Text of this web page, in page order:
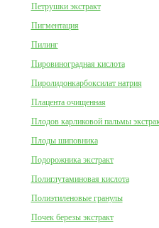
Петрушки экстракт
Пигментация
Пилинг
Пировиноградная кислота
Пиролидонкарбоксилат натрия
Плацента очищенная
Плодов карликовой пальмы
Плоды шиповника
Подорожника экстракт
Полиглутаминовая кислота
Полиэтиленовые гранулы
Почек березы экстракт